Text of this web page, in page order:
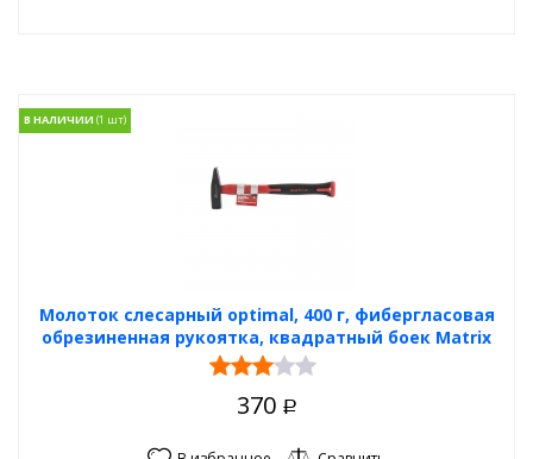
Молоток слесарный optimal, 400 г, фибергласовая
обрезиненная рукоятка, квадратный боек Matrix
В НАЛИЧИИ
370 Р